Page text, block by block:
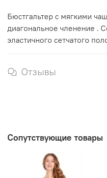
Бюстгальтер с мягкими
диагональное членение .
эластичного сетчатого
Отзывы
Сопутствующие товары